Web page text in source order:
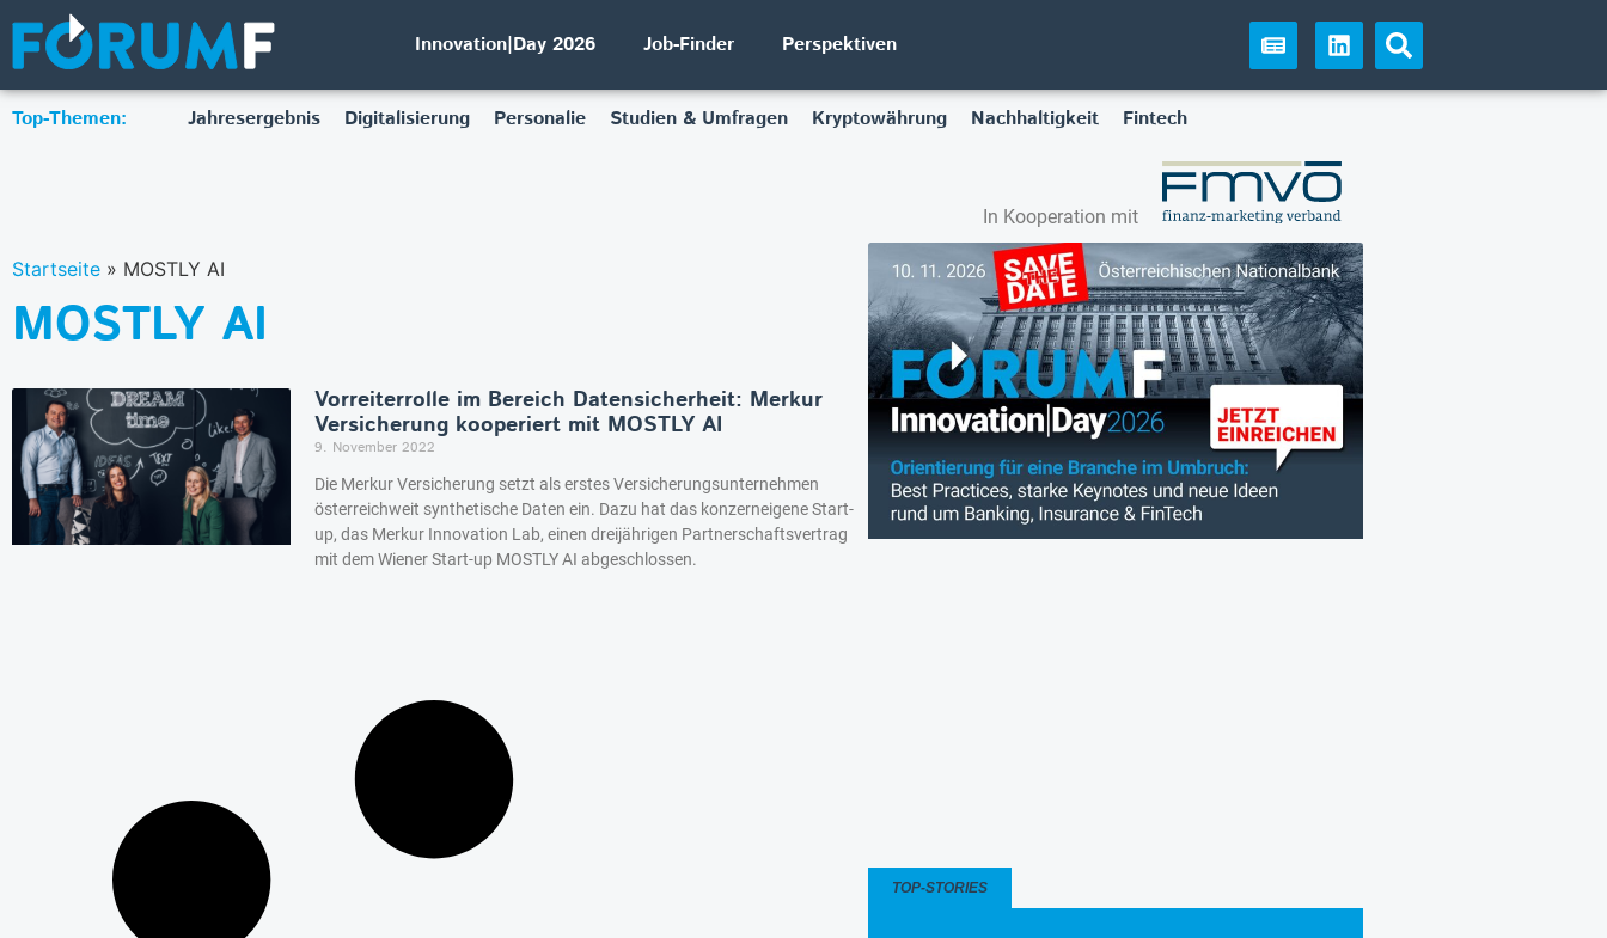
Innovation|Day 2026 Job-Finder Perspektiven
Top-Themen: Jahresergebnis Digitalisierung Personalie Studien & Umfragen Kryptowährung Nachhaltigkeit Fintech
In Kooperation mit
Startseite » MOSTLY AI
MOSTLY AI
Vorreiterrolle im Bereich Datensicherheit: Merkur
Versicherung kooperiert mit MOSTLY AI
9. November 2022
Die Merkur Versicherung setzt als erstes Versicherungsunternehmen
österreichweit synthetische Daten ein. Dazu hat das konzerneigene Start-
up, das Merkur Innovation Lab, einen dreijährigen Partnerschaftsvertrag
mit dem Wiener Start-up MOSTLY AI abgeschlossen.
TOP-STORIES